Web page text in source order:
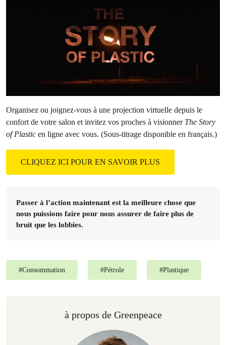
Organisez ou joignez-vous à une projection virtuelle depuis le
confort de votre salon et invitez vos proches à visionner The Story
of Plastic en ligne avec vous. (Sous-titrage disponible en français.)
CLIQUEZ ICI POUR EN SAVOIR PLUS
Passer à l’action maintenant est la meilleure chose que
nous puissions faire pour nous assurer de faire plus de
bruit que les lobbies.
#Consommation #Pétrole #Plastique
à propos de Greenpeace